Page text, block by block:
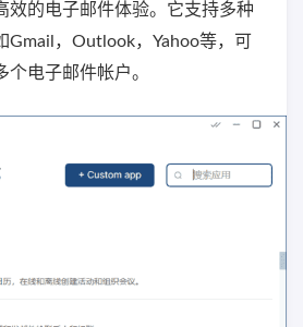
效的电子邮件体验。它支持多种
Gmail，Outlook，Yahoo等，可
电子邮件帐户。